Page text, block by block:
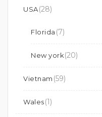
USA(28)
Florida (7)
New york(20)
Vietnam (59)
Wales(1)